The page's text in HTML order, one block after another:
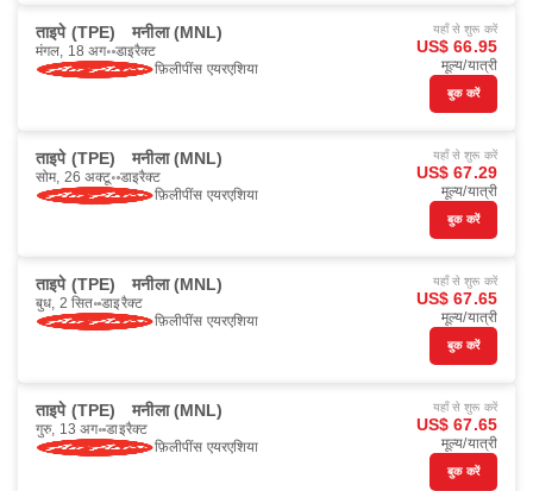
ताइपे (TPE) मनीला (MNL)
मंगल, 18 अग॰ डाइरैक्ट
फ़िलीपींस एयरएशिया
यहाँ से शुरू करें
US$ 66.95
मूल्य/यात्री
बुक करें
ताइपे (TPE) मनीला (MNL)
सोम, 26 अक्टू॰ डाइरैक्ट
फ़िलीपींस एयरएशिया
यहाँ से शुरू करें
US$ 67.29
मूल्य/यात्री
बुक करें
ताइपे (TPE) मनीला (MNL)
बुध, 2 सित॰ डाइरैक्ट
फ़िलीपींस एयरएशिया
यहाँ से शुरू करें
US$ 67.65
मूल्य/यात्री
बुक करें
ताइपे (TPE) मनीला (MNL)
गुरु, 13 अग॰ डाइरैक्ट
फ़िलीपींस एयरएशिया
यहाँ से शुरू करें
US$ 67.65
मूल्य/यात्री
बुक करें